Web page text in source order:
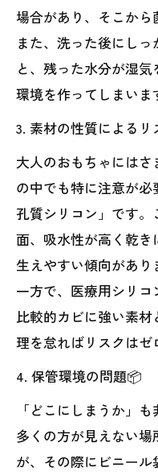
場合があり、そこから
また、洗った後にし
と、残った水分が湿
環境を作ってしまいま
3. 素材の性質によるリ
大人のおもちゃには
の中でも特に注意が
孔質シリコン」です
面、吸水性が高く乾
生えやすい傾向があり
一方で、医療用シリ
比較的カビに強い素
理を怠ればリスクはゼ
4. 保管環境の問題📦
「どこにしまうか」
多くの方が見えない
が、その際にビニール